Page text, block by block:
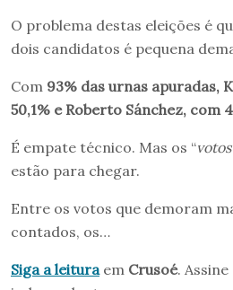
O problema destas eleições é
dois candidatos é pequena
Com 93% das urnas apuradas,
50,1% e Roberto Sánchez, com
É empate técnico. Mas os “
estão para chegar.
Entre os votos que demoram
contados, os…
Siga a leituraem Crusoé.